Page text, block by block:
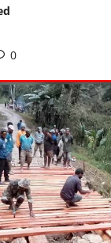
0